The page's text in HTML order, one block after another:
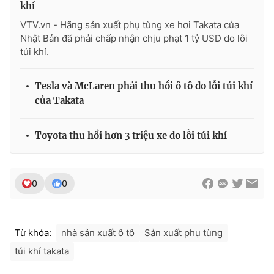
THỜI BÁO VTV
Giấy phép hoạt động báo in và báo điện tử số 483/GP-BTTTT
Phó Tổng Biên tập:Nguyễn Thị Mỹ Hạnh, Phạm Quốc Thắng,
Nguyễn Trọng Ninh
khí
VTV.vn - Hãng sản xuất phụ tùng xe hơi Takata của
Nhật Bản đã phải chấp nhận chịu phạt 1 tỷ USD do lỗi
túi khí.
Tesla và McLaren phải thu hồi ô tô do lỗi túi khí
của Takata
Toyota thu hồi hơn 3 triệu xe do lỗi túi khí
0 0
Từ khóa: nhà sản xuất ô tô
Sản xuất phụ tùng
túi khí takata